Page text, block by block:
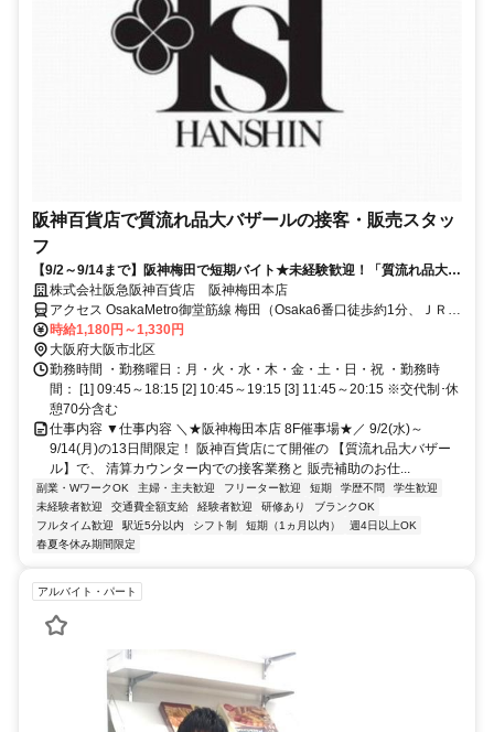
阪神百貨店で質流れ品大バザールの接客・販売スタッ
フ
【9/2～9/14まで】阪神梅田で短期バイト★未経験歓迎！「質流れ品大バ
ザール」のスタッフ募集♪
株式会社阪急阪神百貨店 阪神梅田本店
アクセス OsakaMetro御堂筋線 梅田（Osaka6番口徒歩約1分、ＪＲ大
阪環状線 大阪御堂筋南口徒歩約4分、ＪＲ東海道本線 大阪御堂筋南口
徒歩約4分
時給1,180円～1,330円
大阪府大阪市北区
勤務時間 ・勤務曜日：月・火・水・木・金・土・日・祝 ・勤務時
間： [1] 09:45～18:15 [2] 10:45～19:15 [3] 11:45～20:15 ※交代制･休
憩70分含む
仕事内容 ▼仕事内容 ＼★阪神梅田本店 8F催事場★／ 9/2(水)～
9/14(月)の13日間限定！ 阪神百貨店にて開催の 【質流れ品大バザー
ル】で、 清算カウンター内での接客業務と 販売補助のお仕...
副業・WワークOK 主婦・主夫歓迎 フリーター歓迎 短期 学歴不問
学生歓迎
未経験者歓迎
交通費全額支給 経験者歓迎 研修あり
ブランクOK
フルタイム歓迎
駅近5分以内 シフト制 短期（1ヵ月以内）
週4日以上OK
春夏冬休み期間限定
アルバイト・パート